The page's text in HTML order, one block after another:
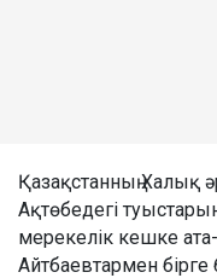
Қазақстанның Халық
Ақтөбедегі
мерекелік кешке
Айтбаевтармен